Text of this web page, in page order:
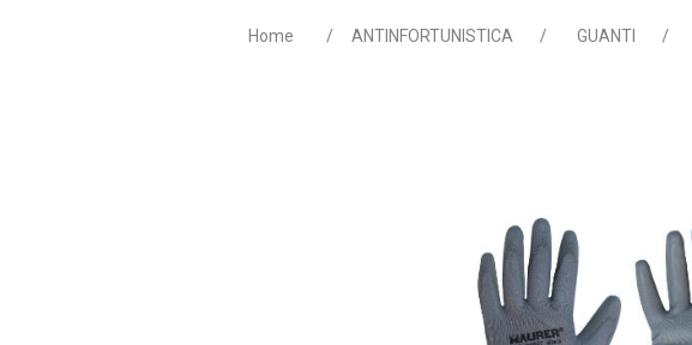
Home / ANTINFORTUNISTICA / GUANTI /